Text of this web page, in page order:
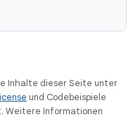
Inhalte dieser Seite unter
und Codebeispiele
Weitere Informationen